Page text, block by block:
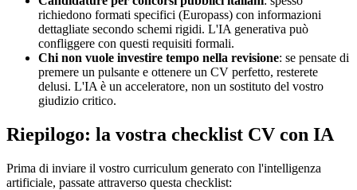
richiedono formati specifici (Europass) con informazioni
dettagliate secondo schemi rigidi. L'IA generativa può
confliggere con questi requisiti formali.
Chi non vuole investire tempo nella revisione: se pensate di
premere un pulsante e ottenere un CV perfetto, resterete
delusi. L'IA è un acceleratore, non un sostituto del vostro
giudizio critico.
Riepilogo: la vostra checklist CV con IA
Prima di inviare il vostro curriculum generato con l'intelligenza
artificiale, passate attraverso questa checklist: